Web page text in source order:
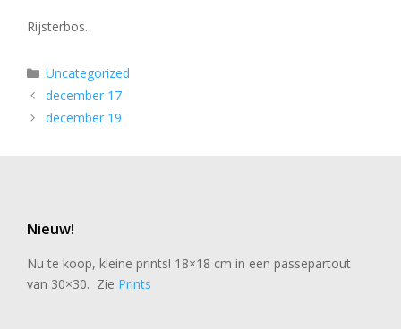
Rijsterbos.
Categorieën
Uncategorized
december 17
december 19
Nieuw!
Nu te koop, kleine prints! 18×18 cm in een passepartout
van 30×30. Zie Prints